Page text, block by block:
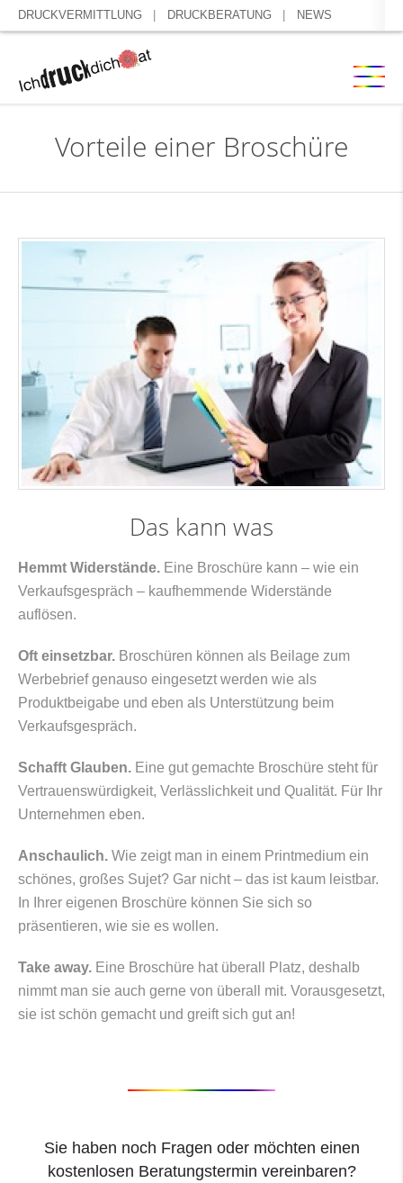
DRUCKVERMITTLUNG DRUCKBERATUNG NEWS
Vorteile einer Broschüre
Das kann was
Hemmt Widerstände. Eine Broschüre kann – wie ein
Verkaufsgespräch – kaufhemmende Widerstände
auflösen.
Oft einsetzbar. Broschüren können als Beilage zum
Werbebrief genauso eingesetzt werden wie als
Produktbeigabe und eben als Unterstützung beim
Verkaufsgespräch.
Schafft Glauben. Eine gut gemachte Broschüre steht für
Vertrauenswürdigkeit, Verlässlichkeit und Qualität. Für Ihr
Unternehmen eben.
Anschaulich. Wie zeigt man in einem Printmedium ein
schönes, großes Sujet? Gar nicht – das ist kaum leistbar.
In Ihrer eigenen Broschüre können Sie sich so
präsentieren, wie sie es wollen.
Take away. Eine Broschüre hat überall Platz, deshalb
nimmt man sie auch gerne von überall mit. Vorausgesetzt,
sie ist schön gemacht und greift sich gut an!
Sie haben noch Fragen oder möchten einen
kostenlosen Beratungstermin vereinbaren?